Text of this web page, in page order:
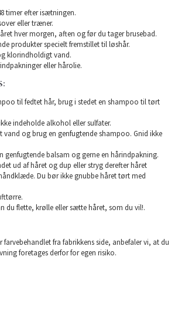
timer efter isætningen.
eller træner.
hver morgen, aften og før du tager brusebad.
produkter specielt fremstillet til løshår.
klorindholdigt vand.
eller hårolie.
til fedtet hår, brug i stedet en shampoo til tørt
indeholde alkohol eller sulfater.
vand og brug en genfugtende shampoo. Gnid ikke
genfugtende balsam og gerne en hårindpakning.
ud af håret og dup eller stryg derefter håret
Du bør ikke gnubbe håret tørt med
du flette, krølle eller sætte håret, som du vil!.
farvebehandlet fra fabrikkens side, anbefaler vi, at du
foretages derfor for egen risiko.